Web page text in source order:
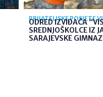
PRIJATELJSKE POSJETE
ODRED IZVIĐAČA
SREDNJOŠKOLCE IZ
SARAJEVSKE